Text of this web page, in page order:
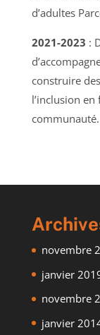
d’adultes
2021-2023 :
construire
l’inclusion
communauté.
novembre
janvier
novembre
janvier